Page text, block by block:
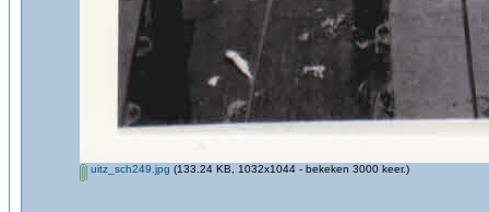
uitz_sch249.jpg (133.24 KB, 1032x1044 - bekeken 3000 keer.)